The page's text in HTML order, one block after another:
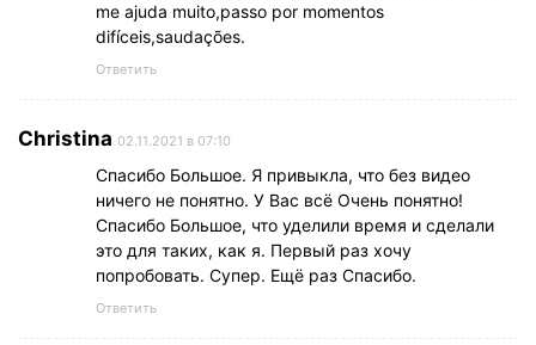
me ajuda muito,passo por momentos
difíceis,saudações.
Ответить
Christina 02.11.2021 в 07:10
Спасибо Большое. Я привыкла, что без видео
ничего не понятно. У Вас всё Очень понятно!
Спасибо Большое, что уделили время и сделали
это для таких, как я. Первый раз хочу
попробовать. Супер. Ещё раз Спасибо.
Ответить